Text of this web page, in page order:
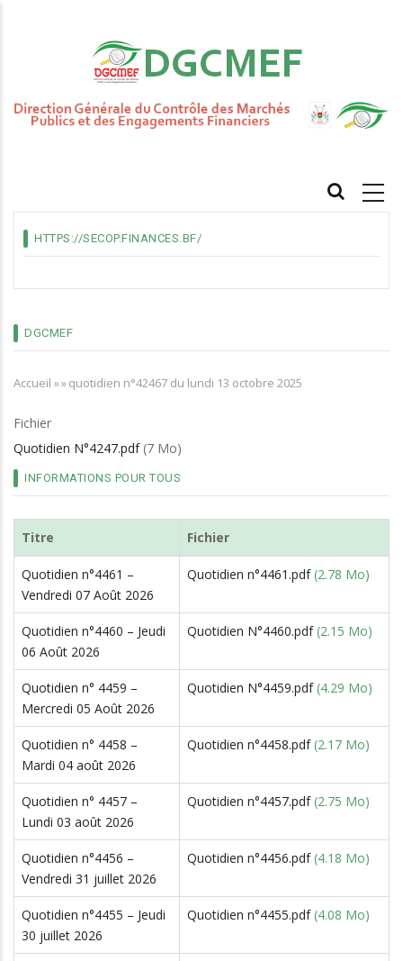
HTTPS://SECOP.FINANCES.BF/
DGCMEF
Fil
d'Ariane
Accueil »»quotidien n°42467 du lundi 13 octobre 2025
Fichier
Quotidien N°4247.pdf (7 Mo)
INFORMATIONS POUR TOUS
Titre Fichier
Quotidien n°4461 –
Vendredi 07 Août 2026
Quotidien n°4461.pdf (2.78 Mo)
Quotidien n°4460 – Jeudi
06 Août 2026
Quotidien N°4460.pdf (2.15 Mo)
Quotidien n° 4459 –
Mercredi 05 Août 2026
Quotidien N°4459.pdf (4.29 Mo)
Quotidien n° 4458 –
Mardi 04 août 2026
Quotidien n°4458.pdf (2.17 Mo)
Quotidien n° 4457 –
Lundi 03 août 2026
Quotidien n°4457.pdf (2.75 Mo)
Quotidien n°4456 –
Vendredi 31 juillet 2026
Quotidien n°4456.pdf (4.18 Mo)
Quotidien n°4455 – Jeudi
30 juillet 2026
Quotidien n°4455.pdf (4.08 Mo)